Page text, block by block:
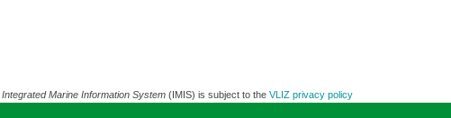
Integrated Marine Information System(IMIS) is subject to the VLIZ privacy policy